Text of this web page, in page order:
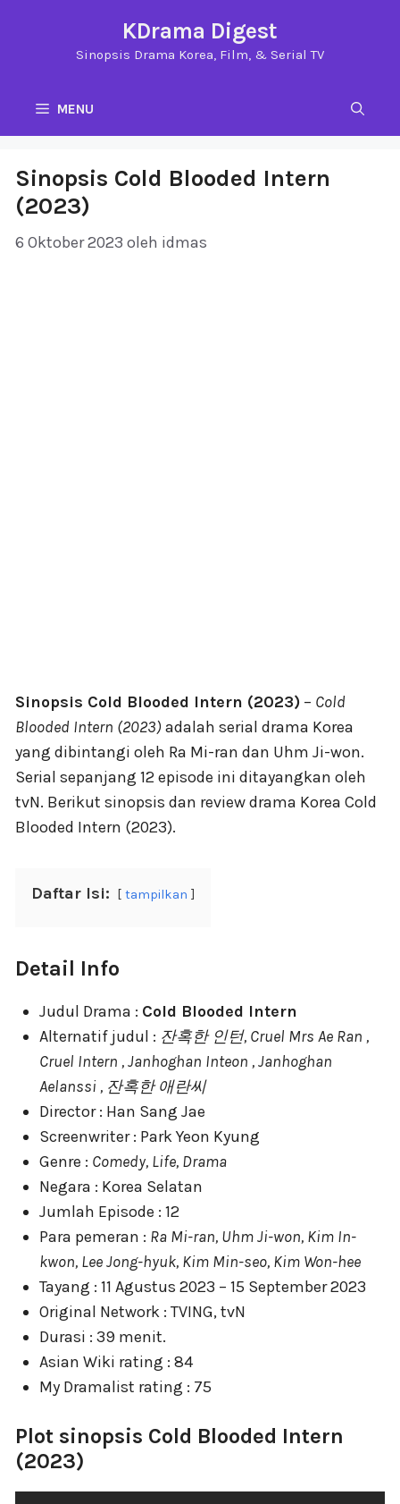
KDrama Digest
Sinopsis Drama Korea, Film, & Serial TV
MENU
Sinopsis Cold Blooded Intern
(2023)
6 Oktober 2023 oleh idmas
Sinopsis Cold Blooded Intern (2023) – Cold
Blooded Intern (2023) adalah serial drama Korea
yang dibintangi oleh Ra Mi-ran dan Uhm Ji-won.
Serial sepanjang 12 episode ini ditayangkan oleh
tvN. Berikut sinopsis dan review drama Korea Cold
Blooded Intern (2023).
Daftar Isi: tampilkan
Detail Info
Judul Drama : Cold Blooded Intern
Alternatif judul : 잔혹한 인턴, Cruel Mrs Ae Ran ,
Cruel Intern , Janhoghan Inteon , Janhoghan
Aelanssi , 잔혹한 애란씨
Director : Han Sang Jae
Screenwriter : Park Yeon Kyung
Genre : Comedy, Life, Drama
Negara : Korea Selatan
Jumlah Episode : 12
Para pemeran : Ra Mi-ran, Uhm Ji-won, Kim In-
kwon, Lee Jong-hyuk, Kim Min-seo, Kim Won-hee
Tayang : 11 Agustus 2023 – 15 September 2023
Original Network : TVING, tvN
Durasi : 39 menit.
Asian Wiki rating : 84
My Dramalist rating : 75
Plot sinopsis Cold Blooded Intern
(2023)